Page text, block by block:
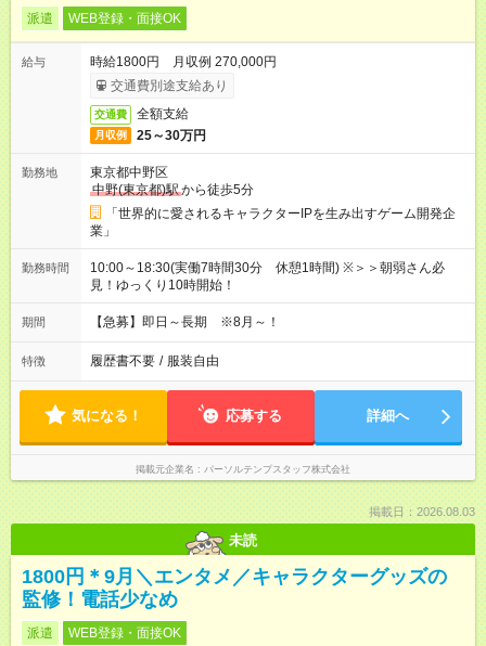
派遣 WEB登録・面接OK
給与
時給1800円 月収例 270,000円
交通費別途支給あり
交通費 全額支給
月収例 25～30万円
勤務地
東京都中野区
中野(東京都)駅から徒歩5分
「世界的に愛されるキャラクターIPを生み出すゲーム開発企
業」
勤務時間
10:00～18:30(実働7時間30分 休憩1時間) ※＞＞朝弱さん必
見！ゆっくり10時開始！
期間 【急募】即日～長期 ※8月～！
特徴 履歴書不要 / 服装自由
気になる！ 応募する 詳細へ
掲載元企業名 パーソルテンプスタッフ株式会社
掲載日：2026.08.03
未読
1800円＊9月＼エンタメ／キャラクターグッズの
監修！電話少なめ
派遣 WEB登録・面接OK